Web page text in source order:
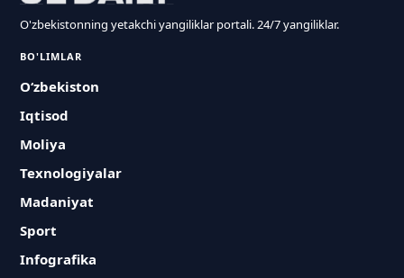
O'zbekistonning yetakchi yangiliklar portali. 24/7 yangiliklar.
BO'LIMLAR
O‘zbekiston
Iqtisod
Moliya
Texnologiyalar
Madaniyat
Sport
Infografika